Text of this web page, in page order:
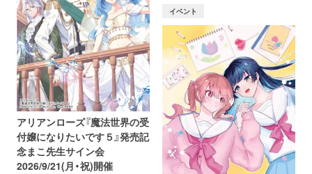
アリアンローズ『魔法世界の受
付嬢になりたいです５』発売記
念まこ先生サイン会
2026/9/21(月・祝)開催
イベント